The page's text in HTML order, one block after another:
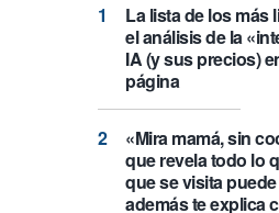
La lista de los más
el análisis de la
IA (y sus precios)
página
«Mira mamá, sin
que revela todo lo
que se visita
además te explica